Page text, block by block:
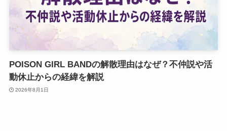
POISON GIRL BANDの解散理由はなぜ？不仲説や活
動休止からの経緯を解説
2026年8月1日